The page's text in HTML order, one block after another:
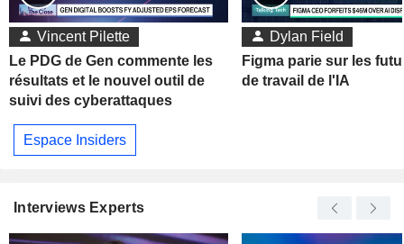
Vincent Pilette
Le PDG de Gen commente les
résultats et le nouvel outil de
suivi des cyberattaques
Dylan Field
Figma parie sur les
de travail de l'IA
Espace Insiders
Interviews Experts